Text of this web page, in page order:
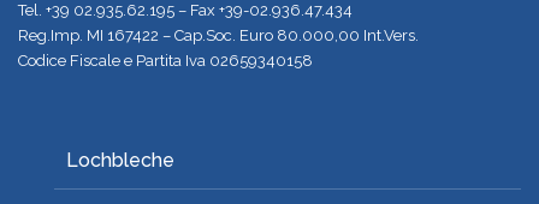
Tel. +39 02.935.62.195 – Fax +39-02.936.47.434
Reg.Imp. MI 167422 – Cap.Soc. Euro 80.000,00 Int.Vers.
Codice Fiscale e Partita Iva 02659340158
Lochbleche